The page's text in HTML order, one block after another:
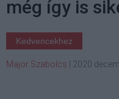
még így is
Kedvencekhez
Major Szabolcs 2020